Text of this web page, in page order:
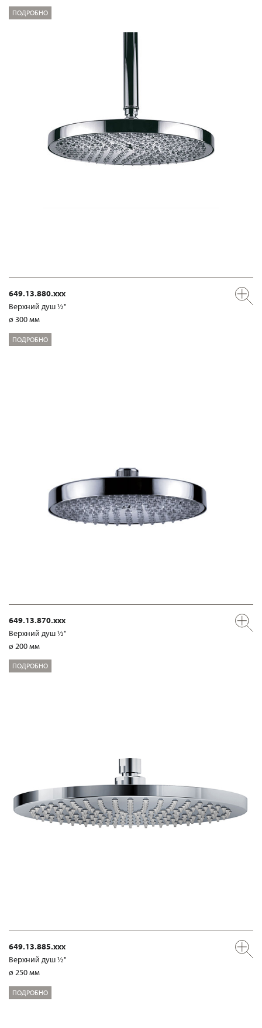
ПОДРОБНО
649.13.880.xxx
Верхний душ ½"
ø 300 мм
ПОДРОБНО
649.13.870.xxx
Верхний душ ½"
ø 200 мм
ПОДРОБНО
649.13.885.xxx
Верхний душ ½"
ø 250 мм
ПОДРОБНО